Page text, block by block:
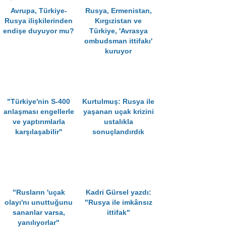
Avrupa, Türkiye-
Rusya ilişkilerinden
endişe duyuyor mu?
Rusya, Ermenistan,
Kırgızistan ve
Türkiye, 'Avrasya
ombudsman ittifakı'
kuruyor
"Türkiye'nin S-400
anlaşması engellerle
ve yaptırımlarla
karşılaşabilir"
Kurtulmuş: Rusya ile
yaşanan uçak krizini
ustalıkla
sonuçlandırdık
"Rusların 'uçak
olayı'nı unuttuğunu
sananlar varsa,
yanılıyorlar"
Kadri Gürsel yazdı:
"Rusya ile imkânsız
ittifak"